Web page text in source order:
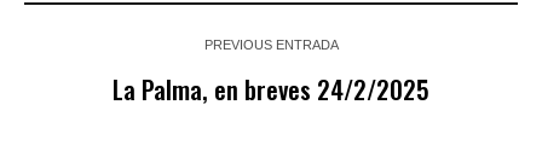
PREVIOUS ENTRADA
La Palma, en breves 24/2/2025